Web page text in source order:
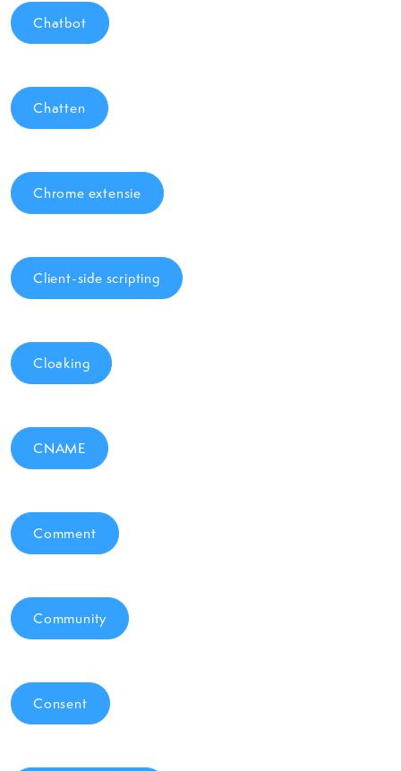
Chatbot
Chatten
Chrome extensie
Client-side scripting
Cloaking
CNAME
Comment
Community
Consent